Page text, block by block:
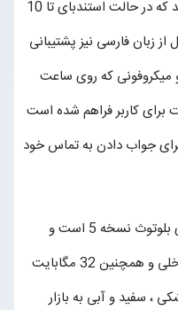
ظرفیت 230 میلی آمپر ساعتی می باشد که در حالت استندبای تا 10
زبان فارسی نیز پشتیبانی
میکروفونی که روی ساعت
برای کاربر فراهم شده است
برای جواب دادن به تماس خود
ساعت گرین لاین مدل GNW01 دارای بلوتوث نسخه 5 است و
همچنین دارای 32 مگابایت حافظه داخلی و همچنین 32 مگابایت
ساعت در 3 رنگ مشکی ، سفید و آبی به بازار